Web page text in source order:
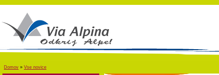
Domov » Vse novice